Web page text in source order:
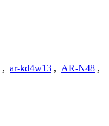
, ar-kd4w13 , AR-N48 ,